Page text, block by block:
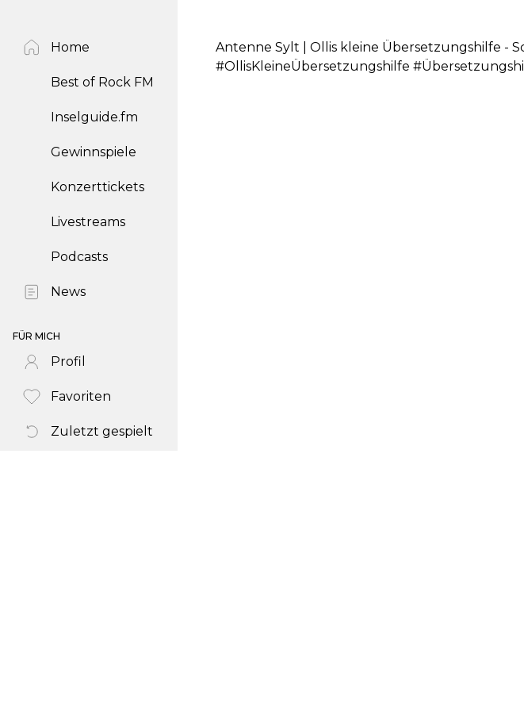
Home
Best of Rock FM
Inselguide.fm
Gewinnspiele
Konzerttickets
Livestreams
Podcasts
News
FÜR MICH
Profil
Favoriten
Zuletzt gespielt
Antenne Sylt | Ollis kleine Übersetzungshilfe -
#OllisKleineÜbersetzungshilfe